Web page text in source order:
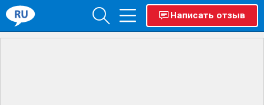
Написать отзыв